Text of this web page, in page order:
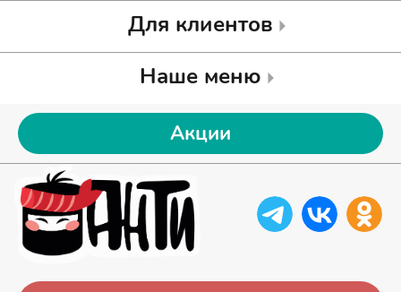
Для клиентов
Наше меню
Акции